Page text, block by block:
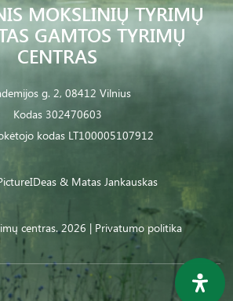
MOKSLINIŲ TYRIMŲ
GAMTOS TYRIMŲ
CENTRAS
g. 2, 08412 Vilnius
Kodas 302470603
kodas LT100005107912
centras. 2026 | Privatumo politika
& Matas Jankauskas